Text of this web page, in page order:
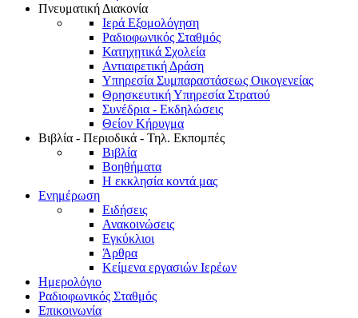
Πνευματική Διακονία
Ιερά Εξομολόγηση
Ραδιοφωνικός Σταθμός
Κατηχητικά Σχολεία
Αντιαιρετική Δράση
Υπηρεσία Συμπαραστάσεως Οικογενείας
Θρησκευτική Υπηρεσία Στρατού
Συνέδρια - Εκδηλώσεις
Θείον Κήρυγμα
Βιβλία - Περιοδικά - Τηλ. Εκπομπές
Βιβλία
Βοηθήματα
Η εκκλησία κοντά μας
Ενημέρωση
Ειδήσεις
Ανακοινώσεις
Εγκύκλιοι
Άρθρα
Κείμενα εργασιών Ιερέων
Ημερολόγιο
Ραδιοφωνικός Σταθμός
Επικοινωνία